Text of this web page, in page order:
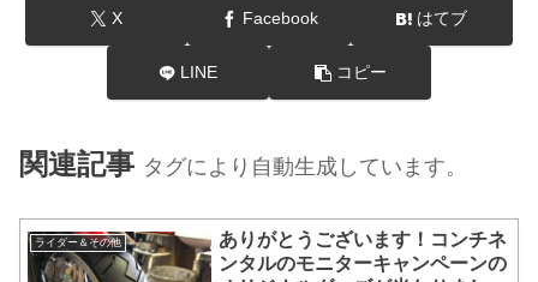
X Facebook はてブ
LINE コピー
関連記事 タグにより自動生成しています。
ライダー＆その他
ありがとうございます！コンチネ
ンタルのモニターキャンペーンの